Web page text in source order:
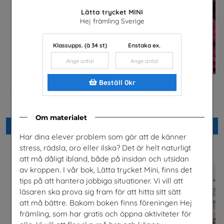
Lätta trycket MINI
Hej främling Sverige
Klassupps. (à 34 st) Enstaka ex.
Beställ 0kr
Om materialet
Har dina elever problem som gör att de känner
stress, rädsla, oro eller ilska? Det är helt naturligt
att må dåligt ibland, både på insidan och utsidan
av kroppen. I vår bok, Lätta trycket Mini, finns det
tips på att hantera jobbiga situationer. Vi vill att
läsaren ska prova sig fram för att hitta sitt sätt
att må bättre. Bakom boken finns föreningen Hej
främling, som har gratis och öppna aktiviteter för
Säkerhet och järnväg – om
Säkra svar om hiv